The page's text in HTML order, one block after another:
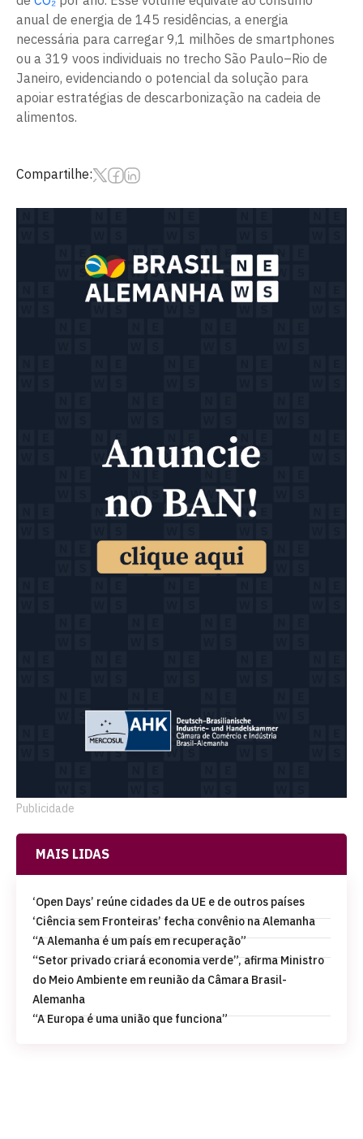
anual de energia de 145 residências, a energia
necessária para carregar 9,1 milhões de smartphones
ou a 319 voos individuais no trecho São Paulo–Rio de
Janeiro, evidenciando o potencial da solução para
apoiar estratégias de descarbonização na cadeia de
alimentos.
Compartilhe:
Publicidade
MAIS LIDAS
‘Open Days’ reúne cidades da UE e de outros países
‘Ciência sem Fronteiras’ fecha convênio na Alemanha
“A Alemanha é um país em recuperação”
“Setor privado criará economia verde”, afirma Ministro
do Meio Ambiente em reunião da Câmara Brasil-
Alemanha
“A Europa é uma união que funciona”